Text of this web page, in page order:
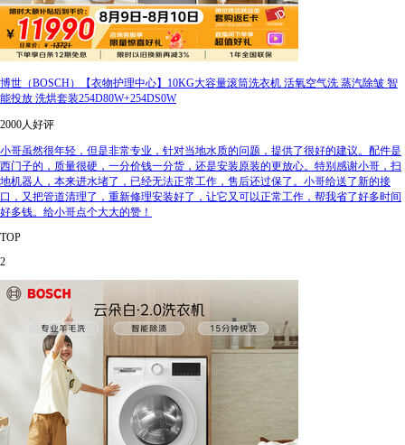
博世（BOSCH）【衣物护理中心】10KG大容量滚筒洗衣机 活氧空气洗 蒸汽除皱 智
能投放 洗烘套装254D80W+254DS0W
2000人好评
小哥虽然很年轻，但是非常专业，针对当地水质的问题，提供了很好的建议。配件是
西门子的，质量很硬，一分价钱一分货，还是安装原装的更放心。特别感谢小哥，扫
地机器人，本来进水堵了，已经无法正常工作，售后还过保了。小哥给送了新的接
口，又把管道清理了，重新修理安装好了，让它又可以正常工作，帮我省了好多时间
好多钱。给小哥点个大大的赞！
TOP
2